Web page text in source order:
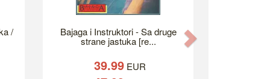
/ Bajaga i Instruktori - Sa druge
strane jastuka [re...
39.99EUR